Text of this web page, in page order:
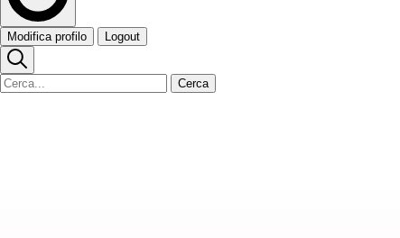
Modifica profilo Logout
Cerca